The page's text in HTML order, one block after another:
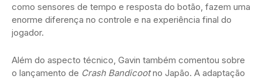
como sensores de tempo e resposta do botão, fazem uma
enorme diferença no controle e na experiência final do
jogador.
Além do aspecto técnico, Gavin também comentou sobre
o lançamento de Crash Bandicootno Japão. A adaptação